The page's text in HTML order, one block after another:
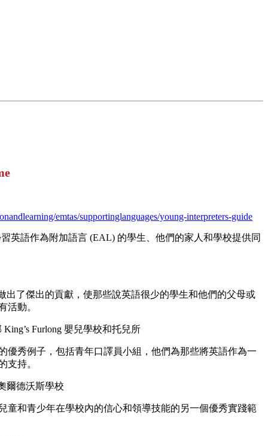
emtas/supportinglanguages/young-interpreters-guide
習英語作為附加語言 (EAL) 的學生、他們的家人和學校提供同
出了傑出的貢獻，使那些說英語很少的學生和他們的父母或
活動。
Furlong 嬰兒學校和托兒所
優秀例子，包括青年口譯員小組，他們為那些將英語作為一
支持。
爾德沃斯學校
童和青少年在學校內的信心和領導技能的另一個優秀實踐範